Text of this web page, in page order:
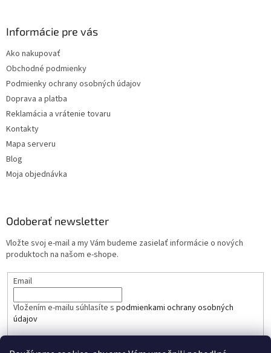
Informácie pre vás
Ako nakupovať
Obchodné podmienky
Podmienky ochrany osobných údajov
Doprava a platba
Reklamácia a vrátenie tovaru
Kontakty
Mapa serveru
Blog
Moja objednávka
Odoberať newsletter
Vložte svoj e-mail a my Vám budeme zasielať informácie o nových
produktoch na našom e-shope.
Email
Vložením e-mailu súhlasíte s podmienkami ochrany osobných
údajov